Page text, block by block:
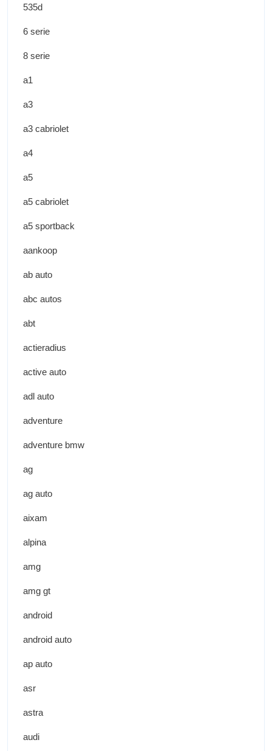
535d
6 serie
8 serie
a1
a3
a3 cabriolet
a4
a5
a5 cabriolet
a5 sportback
aankoop
ab auto
abc autos
abt
actieradius
active auto
adl auto
adventure
adventure bmw
ag
ag auto
aixam
alpina
amg
amg gt
android
android auto
ap auto
asr
astra
audi